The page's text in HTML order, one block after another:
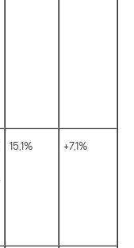
15,1% +7,1%